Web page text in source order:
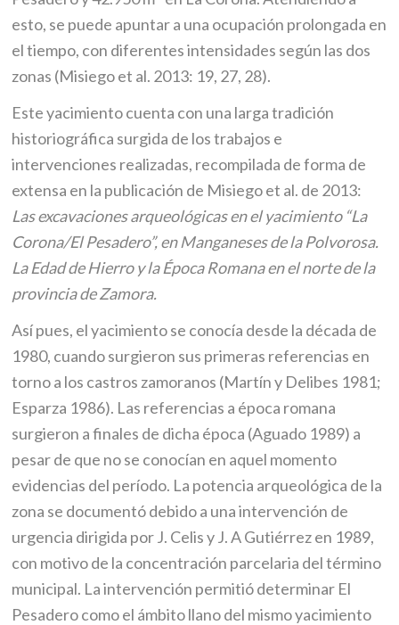
esto, se puede apuntar a una ocupación prolongada en
el tiempo, con diferentes intensidades según las dos
zonas (Misiego et al. 2013: 19, 27, 28).
Este yacimiento cuenta con una larga tradición
historiográfica surgida de los trabajos e
intervenciones realizadas, recompilada de forma de
extensa en la publicación de Misiego et al. de 2013:
Las excavaciones arqueológicas en el yacimiento “La
Corona/El Pesadero”, en Manganeses de la Polvorosa.
La Edad de Hierro y la Época Romana en el norte de la
provincia de Zamora.
Así pues, el yacimiento se conocía desde la década de
1980, cuando surgieron sus primeras referencias en
torno a los castros zamoranos (Martín y Delibes 1981;
Esparza 1986). Las referencias a época romana
surgieron a finales de dicha época (Aguado 1989) a
pesar de que no se conocían en aquel momento
evidencias del período. La potencia arqueológica de la
zona se documentó debido a una intervención de
urgencia dirigida por J. Celis y J. A Gutiérrez en 1989,
con motivo de la concentración parcelaria del término
municipal. La intervención permitió determinar El
Pesadero como el ámbito llano del mismo yacimiento